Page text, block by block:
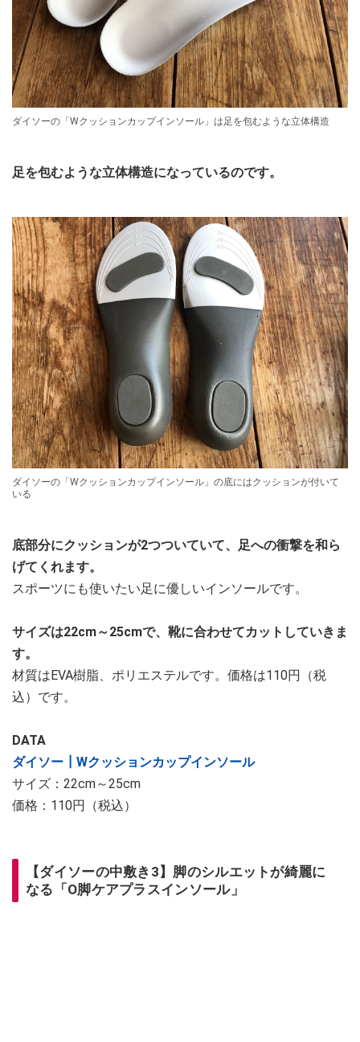
ダイソーの「Wクッションカップインソール」は足を包むような立体構造
足を包むような立体構造になっているのです。
ダイソーの「Wクッションカップインソール」の底にはクッションが付いて
いる
底部分にクッションが2つついていて、足への衝撃を和ら
げてくれます。
スポーツにも使いたい足に優しいインソールです。
サイズは22cm～25cmで、靴に合わせてカットしていきま
す。
材質はEVA樹脂、ポリエステルです。価格は110円（税
込）です。
DATA
ダイソー┃Wクッションカップインソール
サイズ：22cm～25cm
価格：110円（税込）
【ダイソーの中敷き3】脚のシルエットが綺麗に
なる「O脚ケアプラスインソール」